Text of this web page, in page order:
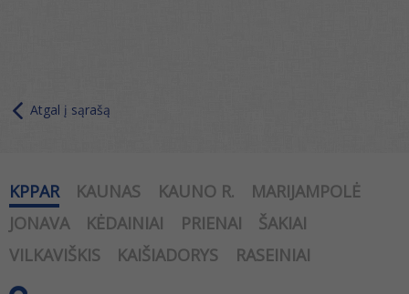
Atgal į sąrašą
KPPAR KAUNAS KAUNO R.
MARIJAMPOLĖ
JONAVA
KĖDAINIAI PRIENAI
ŠAKIAI
VILKAVIŠKIS
KAIŠIADORYS RASEINIAI